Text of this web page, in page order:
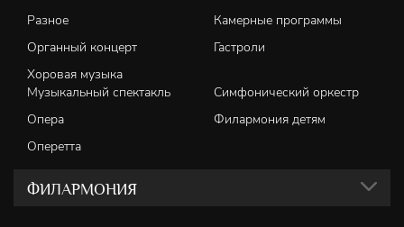
Разное
Камерные программы
Органный концерт
Гастроли
Хоровая музыка
Музыкальный спектакль
Симфонический оркестр
Опера
Филармония детям
Оперетта
ФИЛАРМОНИЯ